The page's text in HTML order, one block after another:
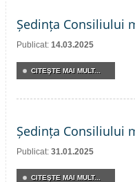
Ședința Consiliului
Publicat: 14.03.2025
CITEŞTE MAI MULT...
Ședința Consiliului
Publicat: 31.01.2025
CITEŞTE MAI MULT...